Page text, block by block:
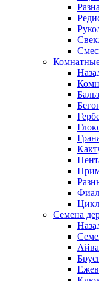
Семена
Айва